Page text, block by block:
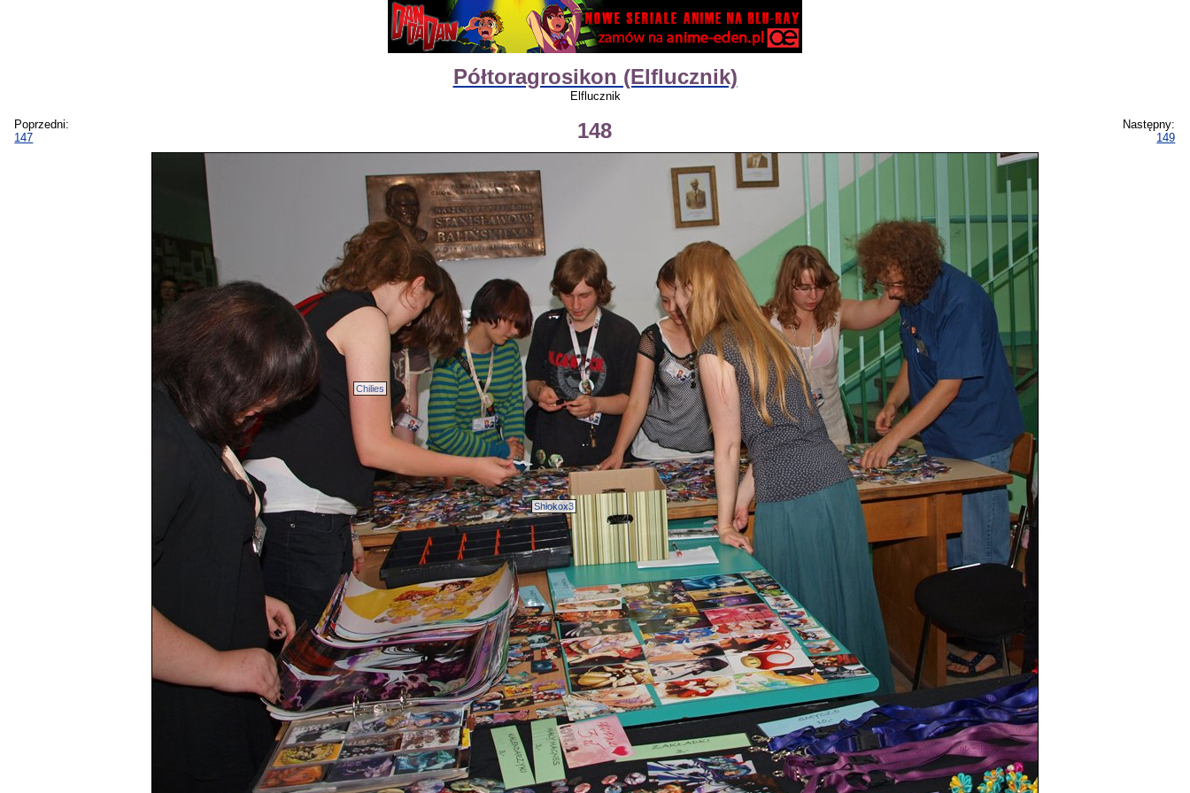
Półtoragrosikon (Elflucznik)
Elflucznik
Poprzedni:
147
148
Następny:
149
Chilies
Shiokox3